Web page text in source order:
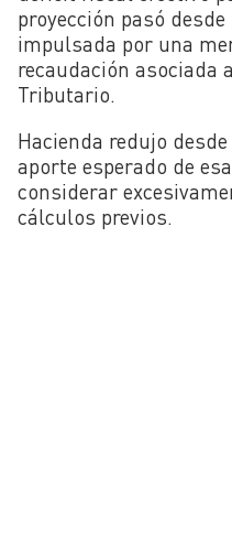
proyección pasó
impulsada por una
recaudación asociada
Tributario.
Hacienda redujo
aporte esperado de
considerar
cálculos previos.